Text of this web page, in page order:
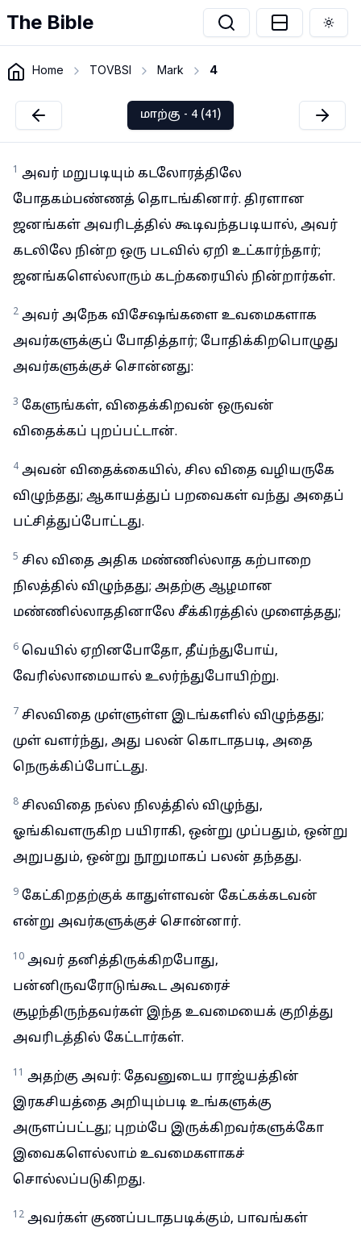
The Bible
Home TOVBSI Mark 4
மாற்கு - 4 (41)
1 அவர் மறுபடியும் கடலோரத்திலே
போதகம்பண்ணத் தொடங்கினார். திரளான
ஜனங்கள் அவரிடத்தில் கூடிவந்தபடியால், அவர்
கடலிலே நின்ற ஒரு படவில் ஏறி உட்கார்ந்தார்;
ஜனங்களெல்லாரும் கடற்கரையில் நின்றார்கள்.
2 அவர் அநேக விசேஷங்களை உவமைகளாக
அவர்களுக்குப் போதித்தார்; போதிக்கிறபொழுது
அவர்களுக்குச் சொன்னது:
3 கேளுங்கள், விதைக்கிறவன் ஒருவன்
விதைக்கப் புறப்பட்டான்.
4 அவன் விதைக்கையில், சில விதை வழியருகே
விழுந்தது; ஆகாயத்துப் பறவைகள் வந்து அதைப்
பட்சித்துப்போட்டது.
5 சில விதை அதிக மண்ணில்லாத கற்பாறை
நிலத்தில் விழுந்தது; அதற்கு ஆழமான
மண்ணில்லாததினாலே சீக்கிரத்தில் முளைத்தது;
6 வெயில் ஏறினபோதோ, தீய்ந்துபோய்,
வேரில்லாமையால் உலர்ந்துபோயிற்று.
7 சிலவிதை முள்ளுள்ள இடங்களில் விழுந்தது;
முள் வளர்ந்து, அது பலன் கொடாதபடி, அதை
நெருக்கிப்போட்டது.
8 சிலவிதை நல்ல நிலத்தில் விழுந்து,
ஓங்கிவளருகிற பயிராகி, ஒன்று முப்பதும், ஒன்று
அறுபதும், ஒன்று நூறுமாகப் பலன் தந்தது.
9 கேட்கிறதற்குக் காதுள்ளவன் கேட்கக்கடவன்
என்று அவர்களுக்குச் சொன்னார்.
10 அவர் தனித்திருக்கிறபோது,
பன்னிருவரோடுங்கூட அவரைச்
சூழந்திருந்தவர்கள் இந்த உவமையைக் குறித்து
அவரிடத்தில் கேட்டார்கள்.
11 அதற்கு அவர்: தேவனுடைய ராஜ்யத்தின்
இரகசியத்தை அறியும்படி உங்களுக்கு
அருளப்பட்டது; புறம்பே இருக்கிறவர்களுக்கோ
இவைகளெல்லாம் உவமைகளாகச்
சொல்லப்படுகிறது.
12 அவர்கள் குணப்படாதபடிக்கும், பாவங்கள்